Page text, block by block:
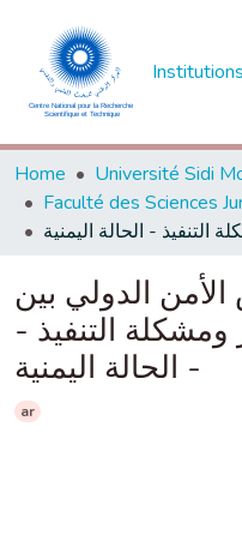
Institutions
Home
الدولي بين
ومشكلة التنفيذ -
الحالة اليمنية -
ar